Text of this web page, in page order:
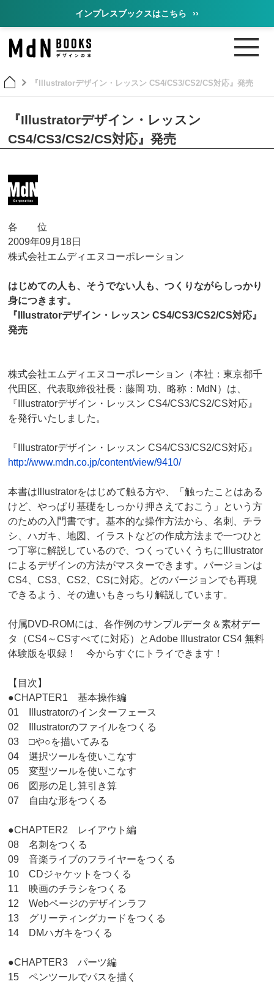
インプレスブックスはこちら ››
『Illustratorデザイン・レッスン CS4/CS3/CS2/CS対応』発売
『Illustratorデザイン・レッスン
CS4/CS3/CS2/CS対応』発売
各 位
2009年09月18日
株式会社エムディエヌコーポレーション
はじめての人も、そうでない人も、つくりながらしっかり
身につきます。
『Illustratorデザイン・レッスン CS4/CS3/CS2/CS対応』
発売
株式会社エムディエヌコーポレーション（本社：東京都千
代田区、代表取締役社長：藤岡 功、略称：MdN）は、
『Illustratorデザイン・レッスン CS4/CS3/CS2/CS対応』
を発行いたしました。
『Illustratorデザイン・レッスン CS4/CS3/CS2/CS対応』
http://www.mdn.co.jp/content/view/9410/
本書はIllustratorをはじめて触る方や、「触ったことはある
けど、やっぱり基礎をしっかり押さえておこう」という方
のための入門書です。基本的な操作方法から、名刺、チラ
シ、ハガキ、地図、イラストなどの作成方法まで一つひと
つ丁寧に解説しているので、つくっていくうちにIllustrator
によるデザインの方法がマスターできます。バージョンは
CS4、CS3、CS2、CSに対応。どのバージョンでも再現
できるよう、その違いもきっちり解説しています。
付属DVD-ROMには、各作例のサンプルデータ＆素材デー
タ（CS4～CSすべてに対応）とAdobe Illustrator CS4 無料
体験版を収録！ 今からすぐにトライできます！
【目次】
●CHAPTER1 基本操作編
01 Illustratorのインターフェース
02 Illustratorのファイルをつくる
03 □や○を描いてみる
04 選択ツールを使いこなす
05 変型ツールを使いこなす
06 図形の足し算引き算
07 自由な形をつくる
●CHAPTER2 レイアウト編
08 名刺をつくる
09 音楽ライブのフライヤーをつくる
10 CDジャケットをつくる
11 映画のチラシをつくる
12 Webページのデザインラフ
13 グリーティングカードをつくる
14 DMハガキをつくる
●CHAPTER3 パーツ編
15 ペンツールでパスを描く